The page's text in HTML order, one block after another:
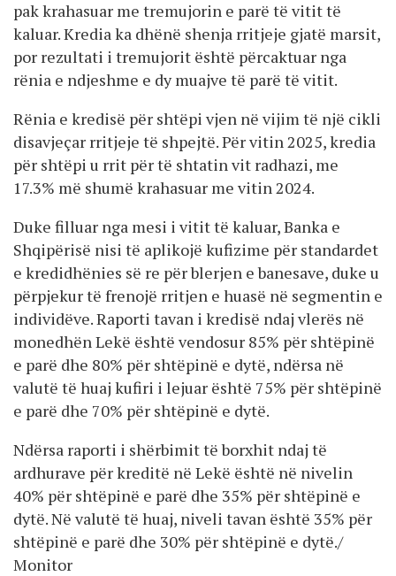
pak krahasuar me tremujorin e parë të vitit të
kaluar. Kredia ka dhënë shenja rritjeje gjatë marsit,
por rezultati i tremujorit është përcaktuar nga
rënia e ndjeshme e dy muajve të parë të vitit.
Rënia e kredisë për shtëpi vjen në vijim të një cikli
disavjeçar rritjeje të shpejtë. Për vitin 2025, kredia
për shtëpi u rrit për të shtatin vit radhazi, me
17.3% më shumë krahasuar me vitin 2024.
Duke filluar nga mesi i vitit të kaluar, Banka e
Shqipërisë nisi të aplikojë kufizime për standardet
e kredidhënies së re për blerjen e banesave, duke u
përpjekur të frenojë rritjen e huasë në segmentin e
individëve. Raporti tavan i kredisë ndaj vlerës në
monedhën Lekë është vendosur 85% për shtëpinë
e parë dhe 80% për shtëpinë e dytë, ndërsa në
valutë të huaj kufiri i lejuar është 75% për shtëpinë
e parë dhe 70% për shtëpinë e dytë.
Ndërsa raporti i shërbimit të borxhit ndaj të
ardhurave për kreditë në Lekë është në nivelin
40% për shtëpinë e parë dhe 35% për shtëpinë e
dytë. Në valutë të huaj, niveli tavan është 35% për
shtëpinë e parë dhe 30% për shtëpinë e dytë./
Monitor